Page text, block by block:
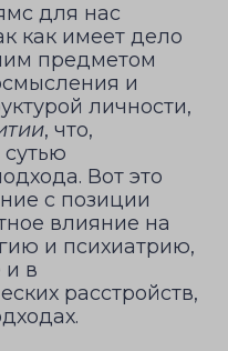
для нас
как имеет дело
предметом
и
личности,
, что,
сутью
Вот это
с позиции
влияние на
и психиатрию,
и в
расстройств,